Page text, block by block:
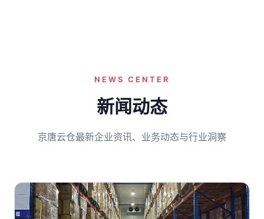
NEWS CENTER
新闻动态
京唐云仓最新企业资讯、业务动态与行业洞察